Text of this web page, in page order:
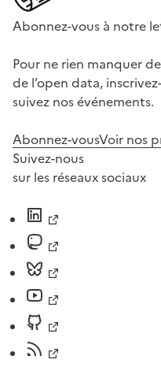
Abonnez-vous à notre
Pour ne rien manquer
de l’open data,
suivez nos événements.
Abonnez-vousVoir nos
Suivez-nous
sur les réseaux sociaux